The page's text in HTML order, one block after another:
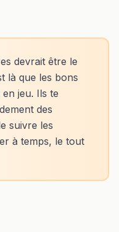
devrait être le
là que les bons
jeu. Ils te
des
suivre les
à temps, le tout